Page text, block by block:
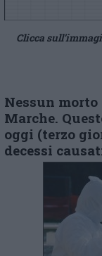
Clicca
Nessun
Marche.
oggi (terzo
decessi